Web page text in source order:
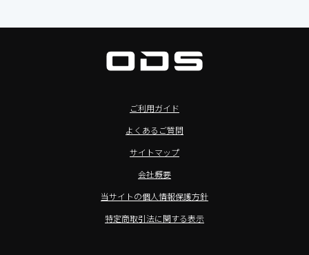
タブレット周辺機器
デジタルサイネージ
デジタルホワイトボード／電子黒板
BIAMP ／ Apart Audio（バイアンプ）
SpeakerCraft（スピーカークラフト）
AVAWOOD（アバウッド）
AURORA（オーロラ）
>NFCタブレット
>Windowsタブレット
オーディーエスが選ばれる理由
Windows IoT Enterprise LTSC
TA2C-DR9シリーズ_オリジナル機能
TA2C-CS8_カスタマイズメニュー
簡単カスタム設定ツール「EZTools」
ご利用ガイド
よくあるご質問
サイトマップ
会社概要
当サイトの個人情報保護方針
特定商取引法に関する表示